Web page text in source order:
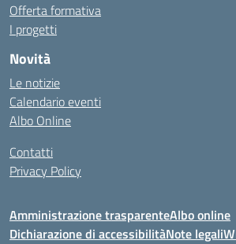
Offerta formativa
I progetti
Novità
Le notizie
Calendario eventi
Albo Online
Contatti
Privacy Policy
Amministrazione trasparenteAlbo online
Dichiarazione di accessibilitàNote legali